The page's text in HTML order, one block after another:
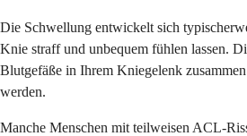
Die Schwellung entwickelt sich
Knie straff und unbequem fühlen lassen.
Blutgefäße in Ihrem Kniegelenk
werden.
Manche Menschen mit teilweisen ACL-